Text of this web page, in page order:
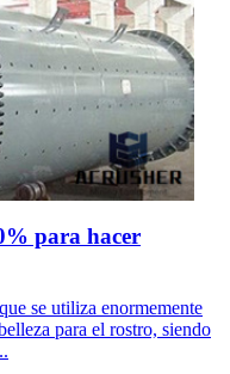
para hacer
se utiliza enormemente
para el rostro, siendo